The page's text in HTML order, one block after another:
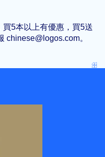
5本以上有優惠，買5送
chinese@logos.com。